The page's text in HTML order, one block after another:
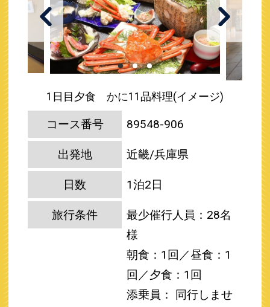
1日目夕食 かに11品料理(イメージ)
コース番号 89548-906
出発地 近畿/兵庫県
日数 1泊2日
旅行条件
最少催行人員：28名
様
朝食：1回／昼食：1
回／夕食：1回
添乗員： 同行しませ